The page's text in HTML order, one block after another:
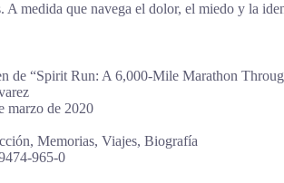
A medida que navega el dolor, el miedo y la
de “Spirit Run: A 6,000-Mile Marathon
marzo de 2020
Memorias, Viajes, Biografía
965-0